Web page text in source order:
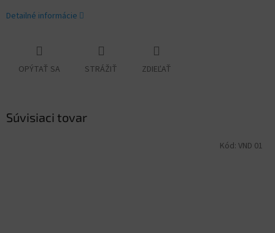
Detailné informácie
OPÝTAŤ SA STRÁŽIŤ ZDIEĽAŤ
Súvisiaci tovar
Kód: VND 01